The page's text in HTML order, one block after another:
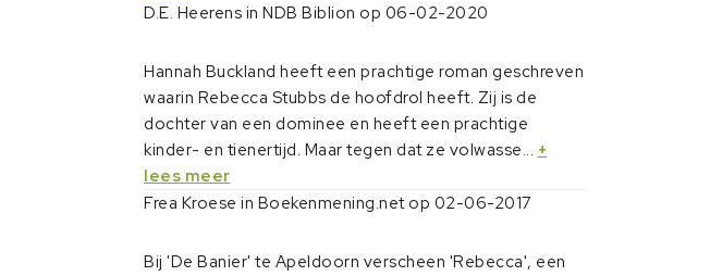
D.E. Heerens in NDB Biblion op 06-02-2020
Hannah Buckland heeft een prachtige roman geschreven
waarin Rebecca Stubbs de hoofdrol heeft. Zij is de
dochter van een dominee en heeft een prachtige
kinder- en tienertijd. Maar tegen dat ze volwasse... +
lees meer
Frea Kroese in Boekenmening.net op 02-06-2017
Bij 'De Banier' te Apeldoorn verscheen 'Rebecca', een